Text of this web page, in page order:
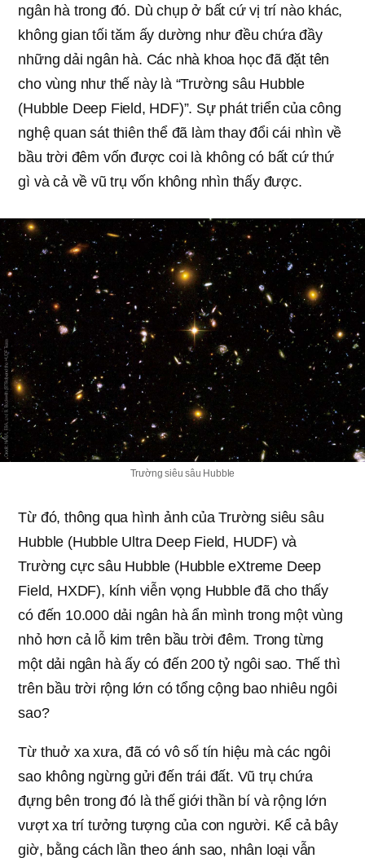
ngân hà trong đó. Dù chụp ở bất cứ vị trí nào khác,
không gian tối tăm ấy dường như đều chứa đầy
những dải ngân hà. Các nhà khoa học đã đặt tên
cho vùng như thế này là “Trường sâu Hubble
(Hubble Deep Field, HDF)”. Sự phát triển của công
nghệ quan sát thiên thể đã làm thay đổi cái nhìn về
bầu trời đêm vốn được coi là không có bất cứ thứ
gì và cả về vũ trụ vốn không nhìn thấy được.
Trường siêu sâu Hubble
Từ đó, thông qua hình ảnh của Trường siêu sâu
Hubble (Hubble Ultra Deep Field, HUDF) và
Trường cực sâu Hubble (Hubble eXtreme Deep
Field, HXDF), kính viễn vọng Hubble đã cho thấy
có đến 10.000 dải ngân hà ẩn mình trong một vùng
nhỏ hơn cả lỗ kim trên bầu trời đêm. Trong từng
một dải ngân hà ấy có đến 200 tỷ ngôi sao. Thế thì
trên bầu trời rộng lớn có tổng cộng bao nhiêu ngôi
sao?
Từ thuở xa xưa, đã có vô số tín hiệu mà các ngôi
sao không ngừng gửi đến trái đất. Vũ trụ chứa
đựng bên trong đó là thế giới thần bí và rộng lớn
vượt xa trí tưởng tượng của con người. Kể cả bây
giờ, bằng cách lần theo ánh sao, nhân loại vẫn